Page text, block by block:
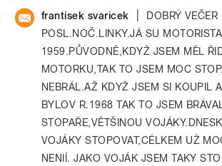
frantisek svaricek
DOBRÝ
POSL.NOČ.LINKY.JÁ SU
1959.PŮVODNĚ,KDYŽ JSEM MĚL
MOTORKU,TAK TO JSEM MOC
NEBRÁL.AŽ KDYŽ JSEM SI KOUPIL
BYLOV R.1968 TAK TO JSEM
STOPAŘE,VĚTŠINOU
VOJÁKY STOPOVAT,CÉLKEM UŽ
NENIÍ. JAKO VOJÁK JSEM TAKY